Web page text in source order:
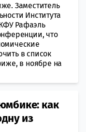
Заместитель
Института
Рафаэль
что
в список
в ноябре на
как
из